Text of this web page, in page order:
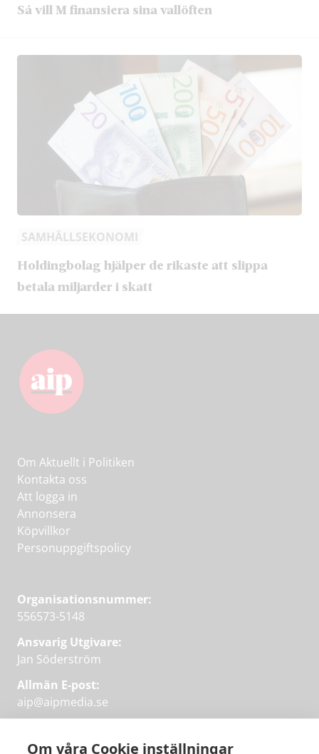
Om våra Cookie inställningar
Så vill M finansiera sina vallöften
SAMHÄLLSEKONOMI
Holdingbolag hjälper de rikaste att slippa
betala miljarder i skatt
Om Aktuellt i Politiken
Kontakta oss
Att logga in
Annonsera
Köpvillkor
Personuppgiftspolicy
Organisationsnummer:
556573-5148
Ansvarig Utgivare:
Jan Söderström
Allmän E-post:
aip@aipmedia.se
aip@flowyinfo.seeller 08-1210 60 40.